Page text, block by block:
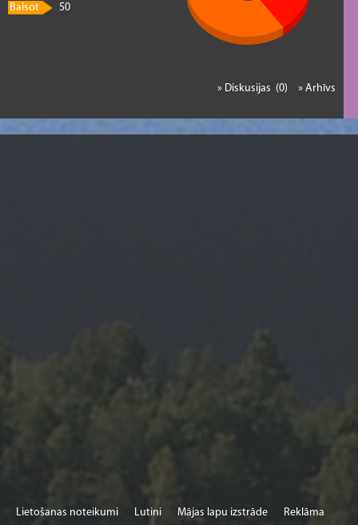
Balsot
50
» Arhīvs
» Diskusijas (0)
Lietošanas noteikumi Lutini Mājas lapu izstrāde Reklāma